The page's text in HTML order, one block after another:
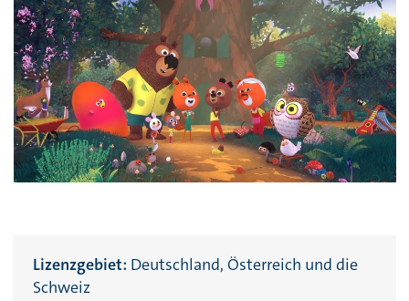
Lizenzgebiet: Deutschland, Österreich und die
Schweiz